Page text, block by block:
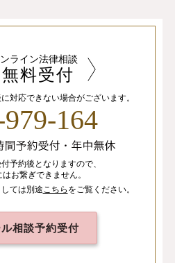
ライン法律相談
料受付
対応できない場合がございます。
164
予約後となりますので、
お繋ぎできません。
ては別途 こちらをご覧ください。
相談予約受付